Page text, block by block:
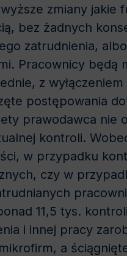
zmiany jakie
bez żadnych
zatrudnienia,
Pracownicy będą
z
postępowania
prawodawca nie
kontroli.
w przypadku
czy w
11,5 tys.
i innej pracy
a